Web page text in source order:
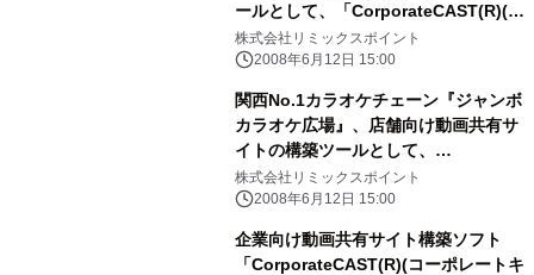
ールとして、「CorporateCAST(R)(コ
ーポレートキャスト)」を導入
株式会社リミックスポイント
2008年6月12日 15:00
関西No.1カラオケチェーン『ジャンボ
カラオケ広場』、店舗向け動画共有サ
イトの構築ツールとして、
「CorporateCAST(R)」を導入
株式会社リミックスポイント
2008年6月12日 15:00
企業向け動画共有サイト構築ソフト
「CorporateCAST(R)(コーポレートキ